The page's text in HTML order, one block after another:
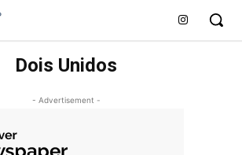
Dois Unidos
- Advertisement -